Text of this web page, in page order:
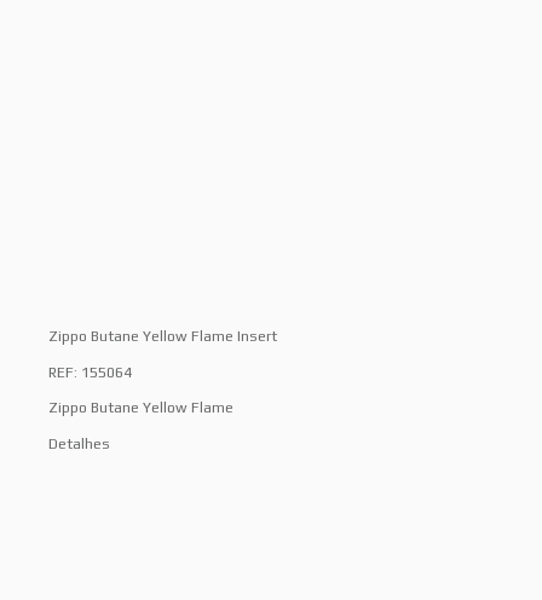
Zippo Butane Yellow Flame Insert
REF: 155064
Zippo Butane Yellow Flame
Detalhes